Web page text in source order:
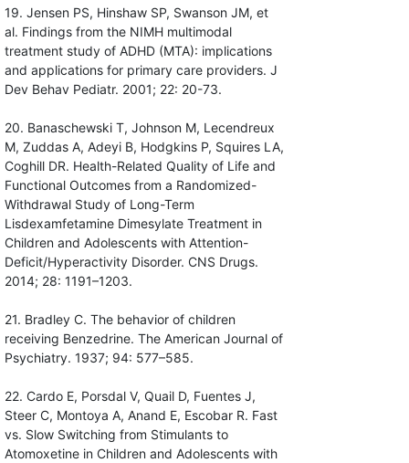
19. Jensen PS, Hinshaw SP, Swanson JM, et
al. Findings from the NIMH multimodal
treatment study of ADHD (MTA): implications
and applications for primary care providers. J
Dev Behav Pediatr. 2001; 22: 20-73.
20. Banaschewski T, Johnson M, Lecendreux
M, Zuddas A, Adeyi B, Hodgkins P, Squires LA,
Coghill DR. Health-Related Quality of Life and
Functional Outcomes from a Randomized-
Withdrawal Study of Long-Term
Lisdexamfetamine Dimesylate Treatment in
Children and Adolescents with Attention-
Deficit/Hyperactivity Disorder. CNS Drugs.
2014; 28: 1191–1203.
21. Bradley C. The behavior of children
receiving Benzedrine. The American Journal of
Psychiatry. 1937; 94: 577–585.
22. Cardo E, Porsdal V, Quail D, Fuentes J,
Steer C, Montoya A, Anand E, Escobar R. Fast
vs. Slow Switching from Stimulants to
Atomoxetine in Children and Adolescents with